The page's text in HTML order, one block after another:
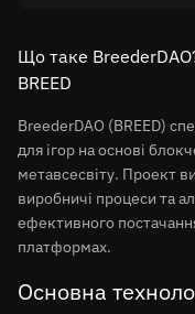
Що таке
BREED
BreederDAO (BREED)
для ігор на основі
метавсесвіту. Проект
виробничі процеси та
ефективного
платформах.
Основна